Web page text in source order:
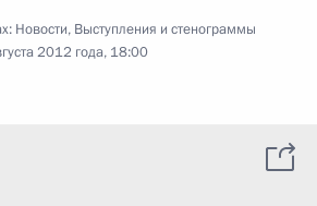
Новости, Выступления и стенограммы
2012 года, 18:00